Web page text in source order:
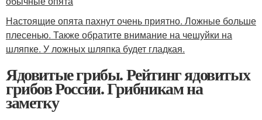
Настоящие опята пахнут очень приятно. Ложные больше
плесенью. Также обратите внимание на чешуйки на
шляпке. У ложных шляпка будет гладкая.
Ядовитые грибы. Рейтинг ядовитых
грибов России. Грибникам на
заметку